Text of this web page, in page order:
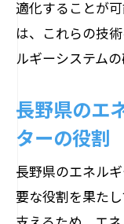
適化することが
は、これらの技
ルギーシステムの
長野県のエ
ターの役割
長野県のエネル
要な役割を果た